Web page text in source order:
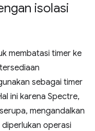
isolasi
membatasi timer ke
sebagai timer
ini karena Spectre,
mengandalkan
operasi